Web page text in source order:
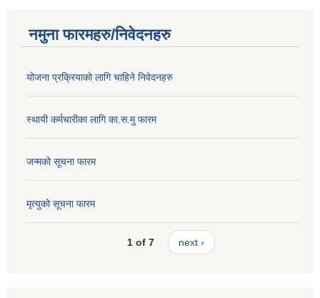
नमुना फारमहरु/निवेदनहरु
योजना प्रक्रियाको लागि चाहिने निवेदनहरु
स्थायी कर्मचारीका लागि का.स.मु फारम
जन्मको सूचना फारम
मृत्युको सूचना फारम
1 of 7 next ›